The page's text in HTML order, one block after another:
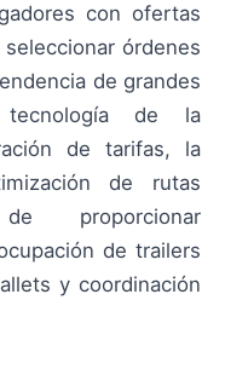
con ofertas
órdenes
de grandes
tecnología de la
de tarifas, la
de rutas
proporcionar
de trailers
y coordinación